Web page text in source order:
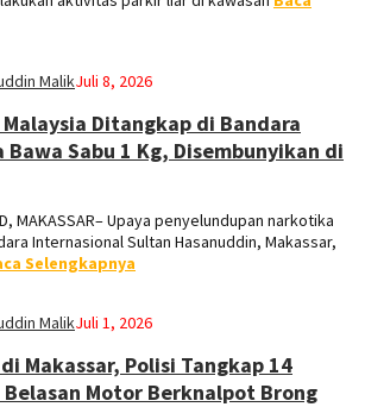
MalikJuli 8, 2026
Malaysia Ditangkap di Bandara
Bawa Sabu 1 Kg, Disembunyikan di
MAKASSAR– Upaya penyelundupan narkotika
Internasional Sultan Hasanuddin, Makassar,
Selengkapnya
MalikJuli 1, 2026
Makassar, Polisi Tangkap 14
Motor Berknalpot Brong